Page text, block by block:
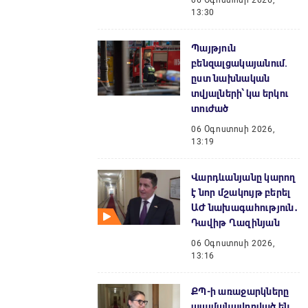
13:30
Պայթյուն
բենզալցակայանում.
ըստ նախնական
տվյալների՝ կա երկու
տուժած
06 Օգոստոսի 2026,
13:19
Վարդևանյանը կարող
է նոր մշակույթ բերել
ԱԺ նախագահություն․
Դավիթ Ղազինյան
06 Օգոստոսի 2026,
13:16
ՔՊ-ի առաջարկները